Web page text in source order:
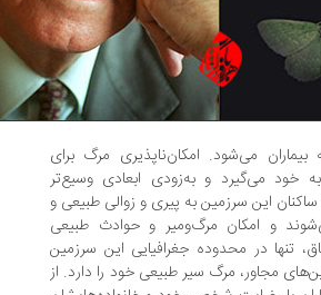
می‌شود. امکان‌ناپذیری مرگ برای
و به‌‌زودی ابعادی وسیع‌تر
این سرزمین به پیری و زوالی طبیعی و
امکان مرگ‌ومیر و حوادث طبیعی
در محدوده جغرافیایی این سرزمین
مرگ سیر طبیعی خود را دارد. از